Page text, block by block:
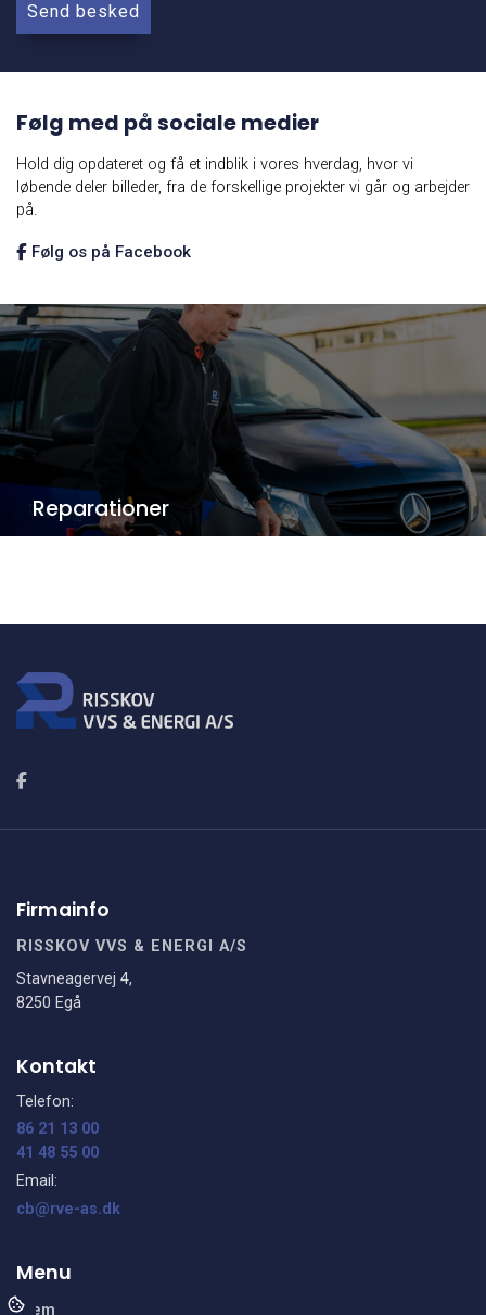
Følg med på sociale medier
Hold dig opdateret og få et indblik i vores hverdag, hvor vi
løbende deler billeder, fra de forskellige projekter vi går og arbejder
på.
Følg os på Facebook
Reparationer
Firmainfo
RISSKOV VVS & ENERGI A/S
Stavneagervej 4,
8250 Egå
Kontakt
Telefon:
86 21 13 00
41 48 55 00
Email:
cb@rve-as.dk
Menu
Hjem